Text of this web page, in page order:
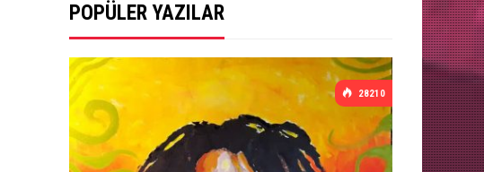
POPÜLER YAZILAR
28210